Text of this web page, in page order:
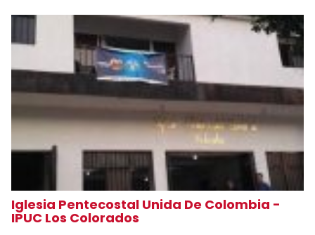
Iglesia Pentecostal Unida De Colombia -
IPUC Los Colorados